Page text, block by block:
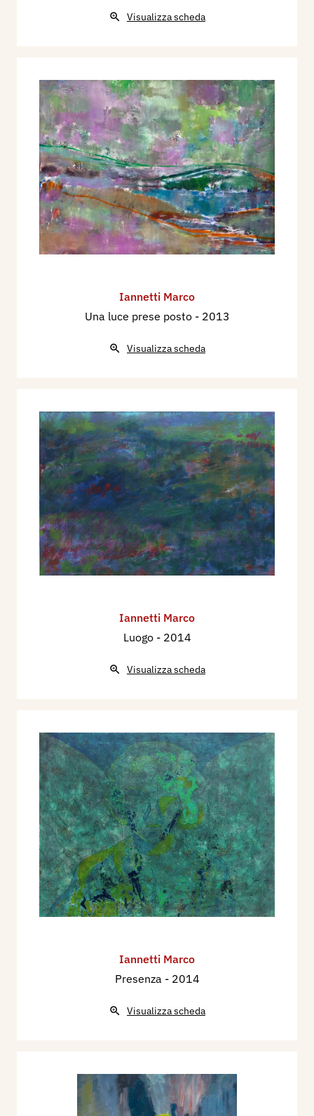
Visualizza scheda
Iannetti Marco
Una luce prese posto - 2013
Visualizza scheda
Iannetti Marco
Luogo - 2014
Visualizza scheda
Iannetti Marco
Presenza - 2014
Visualizza scheda